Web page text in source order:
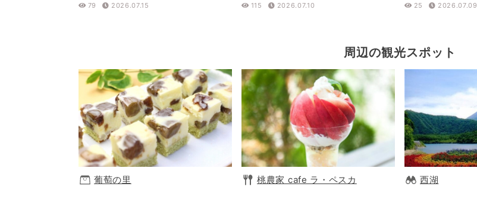
79
2026.07.15
115
2026.07.10
25
2026.07.09
周辺の観光スポット
葡萄の里 桃農家 cafe ラ・ペスカ 西湖